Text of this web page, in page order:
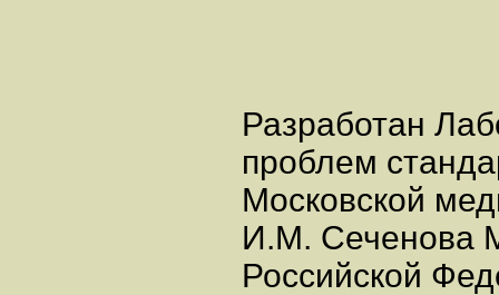
Разработан
проблем
Московской
И.М. Сеченова
Российской